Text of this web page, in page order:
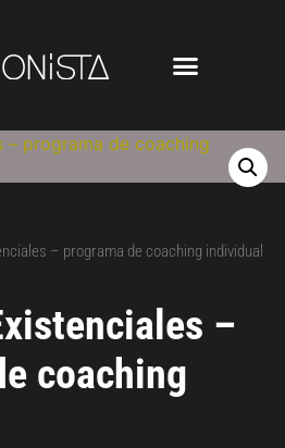
– programa de coaching individual
–
coaching